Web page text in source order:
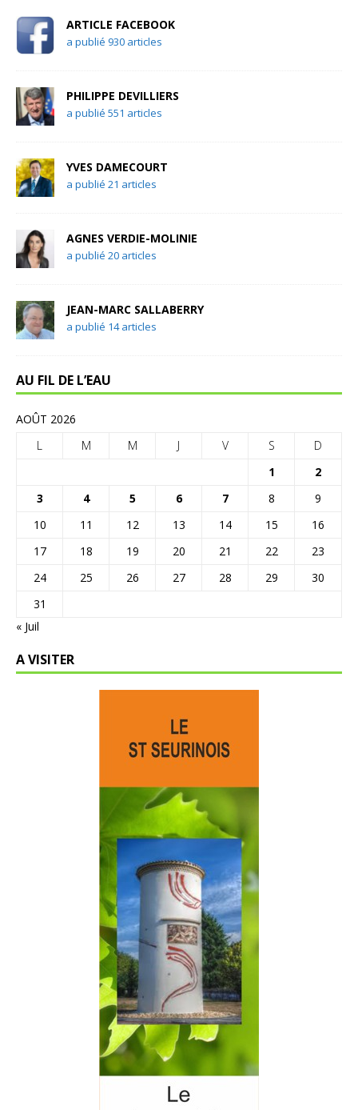
ARTICLE FACEBOOK
a publié 930 articles
PHILIPPE DEVILLIERS
a publié 551 articles
YVES DAMECOURT
a publié 21 articles
AGNES VERDIE-MOLINIE
a publié 20 articles
JEAN-MARC SALLABERRY
a publié 14 articles
AU FIL DE L’EAU
AOÛT 2026
L
M M J V S
D
1
2
3
4 5 6 7 8
9
10
11 12 13 14 15
16
17
18 19 20 21 22
23
24
25 26 27 28 29
30
31
« Juil
A VISITER